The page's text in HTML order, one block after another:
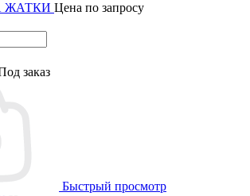
ЖАТКИ Цена по запросу
заказ
Быстрый просмотр